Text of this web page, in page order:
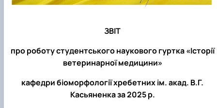
ЗВІТ
про роботу студентського наукового гуртка «Історії
ветеринарної медицини»
кафедри біоморфології хребетних ім. акад. В.Г.
Касьяненка за 2025 р.